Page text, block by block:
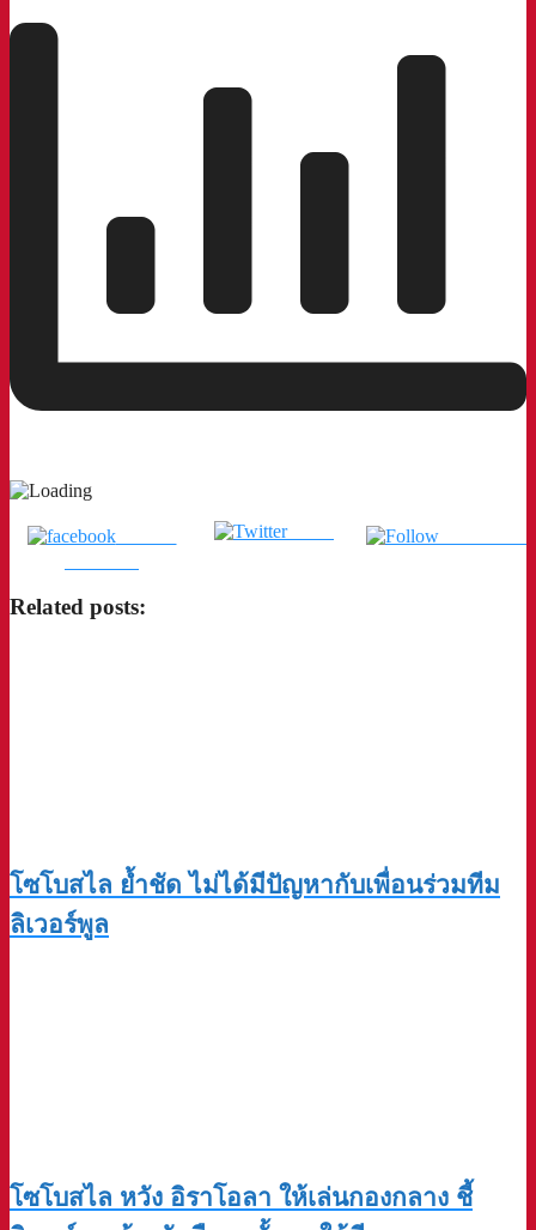
แชร์บน
Tweet
Related posts:
โซโบสไล ย้ำชัด ไม่ได้มีปัญหากับเพื่อนร่วมทีม
ลิเวอร์พูล
โซโบสไล หวัง อิราโอลา ให้เล่นกองกลาง ชี้